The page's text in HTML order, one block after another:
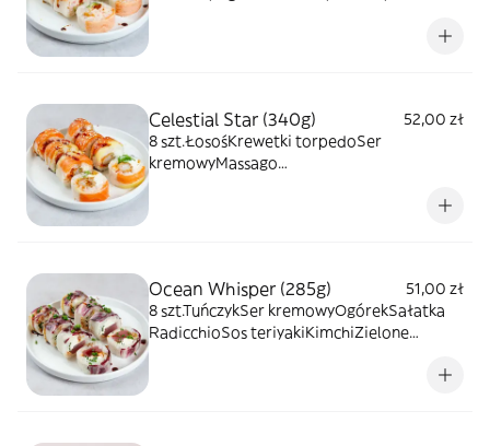
Celestial Star (340g)
52,00 zł
8 szt.ŁosośKrewetki torpedoSer
kremowyMassago
Ocean Whisper (285g)
51,00 zł
8 szt.TuńczykSer kremowyOgórekSałatka
RadicchioSos teriyakiKimchiZielone